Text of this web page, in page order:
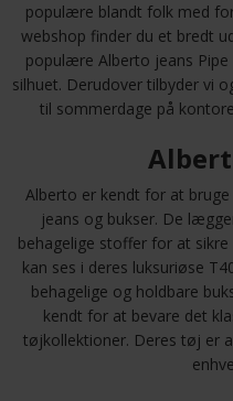
populære blandt folk med
webshop finder du et bredt
populære Alberto jeans
silhuet. Derudover tilbyder vi
til sommerdage på
Alberto er kendt for at
jeans og bukser. De
behagelige stoffer for at
kan ses i deres luksuriøse
behagelige og holdbare
kendt for at bevare det
tøjkollektioner. Deres tøj er